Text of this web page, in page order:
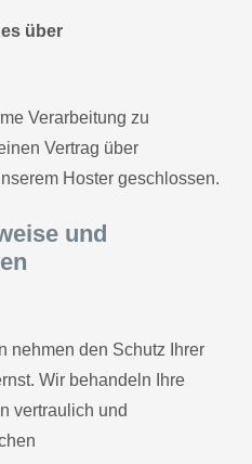
über
Verarbeitung zu
Vertrag über
Hoster geschlossen.
und
nehmen den Schutz Ihrer
Wir behandeln Ihre
vertraulich und